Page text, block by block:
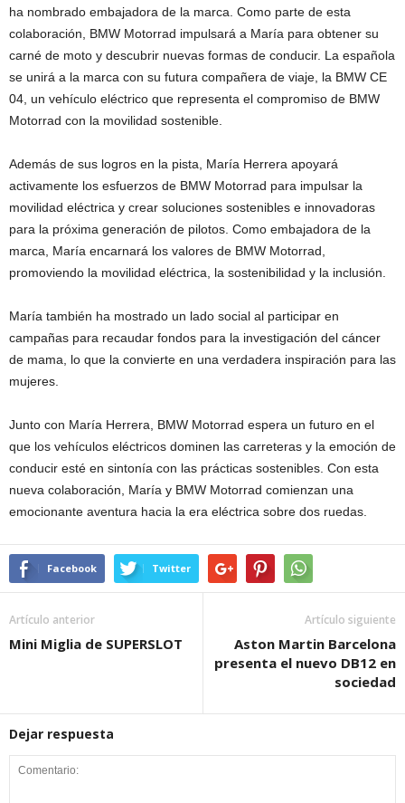
ha nombrado embajadora de la marca. Como parte de esta
colaboración, BMW Motorrad impulsará a María para obtener su
carné de moto y descubrir nuevas formas de conducir. La española
se unirá a la marca con su futura compañera de viaje, la BMW CE
04, un vehículo eléctrico que representa el compromiso de BMW
Motorrad con la movilidad sostenible.
Además de sus logros en la pista, María Herrera apoyará
activamente los esfuerzos de BMW Motorrad para impulsar la
movilidad eléctrica y crear soluciones sostenibles e innovadoras
para la próxima generación de pilotos. Como embajadora de la
marca, María encarnará los valores de BMW Motorrad,
promoviendo la movilidad eléctrica, la sostenibilidad y la inclusión.
María también ha mostrado un lado social al participar en
campañas para recaudar fondos para la investigación del cáncer
de mama, lo que la convierte en una verdadera inspiración para las
mujeres.
Junto con María Herrera, BMW Motorrad espera un futuro en el
que los vehículos eléctricos dominen las carreteras y la emoción de
conducir esté en sintonía con las prácticas sostenibles. Con esta
nueva colaboración, María y BMW Motorrad comienzan una
emocionante aventura hacia la era eléctrica sobre dos ruedas.
Facebook Twitter
Artículo anterior
Mini Miglia de SUPERSLOT
Artículo siguiente
Aston Martin Barcelona
presenta el nuevo DB12 en
sociedad
Dejar respuesta